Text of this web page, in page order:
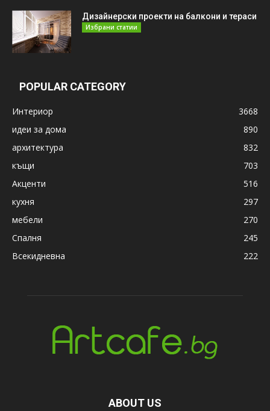
Дизайнерски проекти на балкони и тераси
Избрани статии
POPULAR CATEGORY
Интериор
3668
идеи за дома
890
архитектура
832
къщи
703
Акценти
516
кухня
297
мебели
270
Спалня
245
Всекидневна
222
ABOUT US